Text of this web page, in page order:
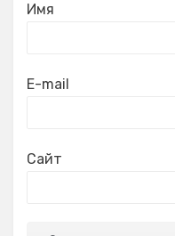
Имя
E-mail
Сайт